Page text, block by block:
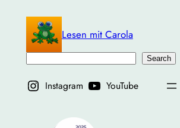
springen
Lesen mit Carola
Search
Instagram YouTube